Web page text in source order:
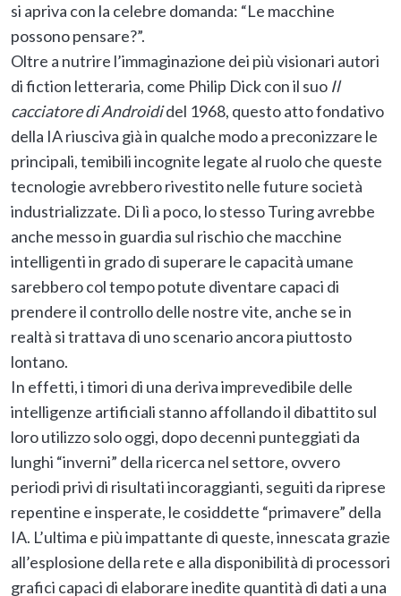
si apriva con la celebre domanda: “Le macchine
possono pensare?”.
Oltre a nutrire l’immaginazione dei più visionari autori
di fiction letteraria, come Philip Dick con il suo Il
cacciatore di Androididel 1968, questo atto fondativo
della IA riusciva già in qualche modo a preconizzare le
principali, temibili incognite legate al ruolo che queste
tecnologie avrebbero rivestito nelle future società
industrializzate. Di lì a poco, lo stesso Turing avrebbe
anche messo in guardia sul rischio che macchine
intelligenti in grado di superare le capacità umane
sarebbero col tempo potute diventare capaci di
prendere il controllo delle nostre vite, anche se in
realtà si trattava di uno scenario ancora piuttosto
lontano.
In effetti, i timori di una deriva imprevedibile delle
intelligenze artificiali stanno affollando il dibattito sul
loro utilizzo solo oggi, dopo decenni punteggiati da
lunghi “inverni” della ricerca nel settore, ovvero
periodi privi di risultati incoraggianti, seguiti da riprese
repentine e insperate, le cosiddette “primavere” della
IA. L’ultima e più impattante di queste, innescata grazie
all’esplosione della rete e alla disponibilità di processori
grafici capaci di elaborare inedite quantità di dati a una